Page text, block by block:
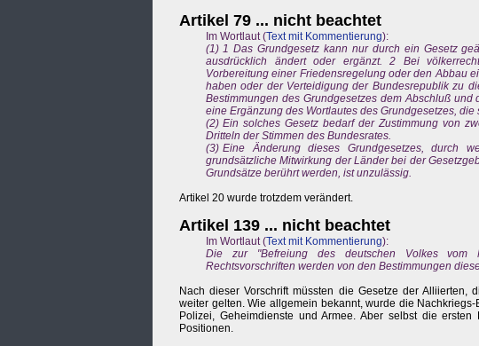
Artikel 79 ... nicht beachtet
Im Wortlaut (Text mit Kommentierung):
(1) 1 Das Grundgesetz kann nur durch ein Gesetz
ausdrücklich ändert oder ergänzt. 2 Bei
Vorbereitung einer Friedensregelung oder den Abbau
haben oder der Verteidigung der Bundesrepublik zu
Bestimmungen des Grundgesetzes dem Abschluß
eine Ergänzung des Wortlautes des Grundgesetzes,
(2) Ein solches Gesetz bedarf der Zustimmung von
Dritteln der Stimmen des Bundesrates.
(3) Eine Änderung dieses Grundgesetzes, durch
grundsätzliche Mitwirkung der Länder bei der
Grundsätze berührt werden, ist unzulässig.
Artikel 20 wurde trotzdem verändert.
Artikel 139 ... nicht beachtet
Im Wortlaut (Text mit Kommentierung):
Die zur "Befreiung des deutschen Volkes vom
Rechtsvorschriften werden von den Bestimmungen
Nach dieser Vorschrift müssten die Gesetze der Alliierten,
weiter gelten. Wie allgemein bekannt, wurde die
Polizei, Geheimdienste und Armee. Aber selbst die
Positionen.